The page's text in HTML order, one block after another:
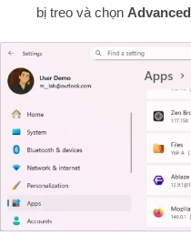
bị treo và chọn